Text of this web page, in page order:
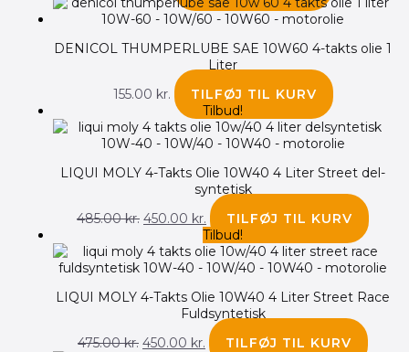
DENICOL THUMPERLUBE SAE 10W60 4-takts olie 1
Liter
155.00 kr.
TILFØJ TIL KURV
Tilbud!
LIQUI MOLY 4-Takts Olie 10W40 4 Liter Street del-
syntetisk
485.00kr. 450.00 kr.
TILFØJ TIL KURV
Tilbud!
LIQUI MOLY 4-Takts Olie 10W40 4 Liter Street Race
Fuldsyntetisk
475.00kr. 450.00 kr. TILFØJ TIL KURV